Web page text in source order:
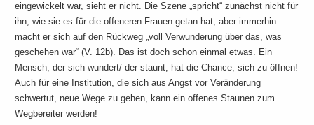
eingewickelt war, sieht er nicht. Die Szene „spricht“ zunächst nicht für
ihn, wie sie es für die offeneren Frauen getan hat, aber immerhin
macht er sich auf den Rückweg „voll Verwunderung über das, was
geschehen war“ (V. 12b). Das ist doch schon einmal etwas. Ein
Mensch, der sich wundert/ der staunt, hat die Chance, sich zu öffnen!
Auch für eine Institution, die sich aus Angst vor Veränderung
schwertut, neue Wege zu gehen, kann ein offenes Staunen zum
Wegbereiter werden!